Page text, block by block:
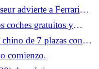
advierte a Ferrari
este fin de semana
coches gratuitos y
de 7 plazas con
Rover Defender
comienzo.